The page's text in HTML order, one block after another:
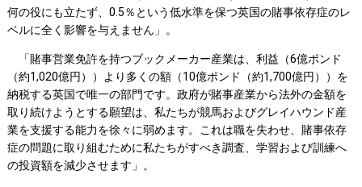
何の役にも立たず、0.5％という低水準を保つ英国の賭事依存症のレ
ベルに全く影響を与えません」。
「賭事営業免許を持つブックメーカー産業は、利益（6億ポンド
（約1,020億円））より多くの額（10億ポンド（約1,700億円））を
納税する英国で唯一の部門です。政府が賭事産業から法外の金額を
取り続けようとする願望は、私たちが競馬およびグレイハウンド産
業を支援する能力を徐々に弱めます。これは職を失わせ、賭事依存
症の問題に取り組むために私たちがすべき調査、学習および訓練へ
の投資額を減少させます」。